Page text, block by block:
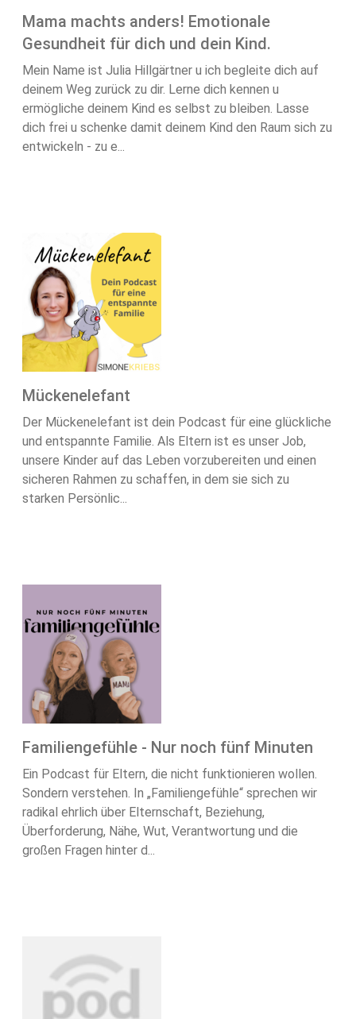
Mama machts anders! Emotionale
Gesundheit für dich und dein Kind.
Mein Name ist Julia Hillgärtner u ich begleite dich auf
deinem Weg zurück zu dir. Lerne dich kennen u
ermögliche deinem Kind es selbst zu bleiben. Lasse
dich frei u schenke damit deinem Kind den Raum sich zu
entwickeln - zu e...
Mückenelefant
Der Mückenelefant ist dein Podcast für eine glückliche
und entspannte Familie. Als Eltern ist es unser Job,
unsere Kinder auf das Leben vorzubereiten und einen
sicheren Rahmen zu schaffen, in dem sie sich zu
starken Persönlic...
Familiengefühle - Nur noch fünf Minuten
Ein Podcast für Eltern, die nicht funktionieren wollen.
Sondern verstehen. In „Familiengefühle“ sprechen wir
radikal ehrlich über Elternschaft, Beziehung,
Überforderung, Nähe, Wut, Verantwortung und die
großen Fragen hinter d...